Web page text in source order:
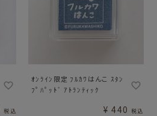
税込
ｵﾝﾗｲﾝ限定 ﾌﾙｶﾜはんこ ｽﾀﾝ
ﾌﾟﾊﾟｯﾄﾞ ｱﾄﾗﾝﾃｨｯｸ
¥ 440 税込